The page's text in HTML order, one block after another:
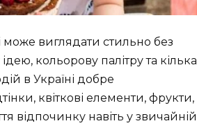
виглядати стильно без
кольорову палітру та кілька
в Україні добре
квіткові елементи, фрукти,
відпочинку навіть у звичайній